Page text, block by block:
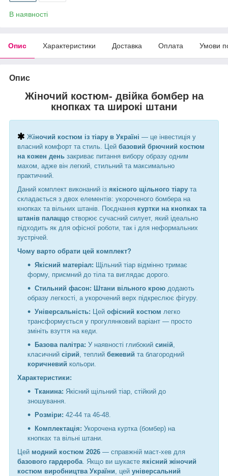
В наявності
Опис Характеристики Доставка Оплата Умови
Опис
Жіночий костюм- двійка бомбер на
кнопках та широкі штани
Жіночий костюм із тіару в Україні — це інвестиція у
власний комфорт та стиль. Цей базовий брючний костюм
на кожен день закриває питання вибору образу одним
махом, адже він легкий, стильний та максимально
практичний.
Даний комплект виконаний із якісного щільного тіару та
складається з двох елементів: укороченого бомбера на
кнопках та вільних штанів. Поєднання куртки на кнопках та
штанів палаццо створює сучасний силует, який ідеально
підходить як для офісної роботи, так і для неформальних
зустрічей.
Чому варто обрати цей комплект?
Якісний матеріал: Щільний тіар відмінно тримає
форму, приємний до тіла та виглядає дорого.
Стильний фасон: Штани вільного крою додають
образу легкості, а укорочений верх підкреслює фігуру.
Універсальність: Цей офісний костюм легко
трансформується у прогулянковий варіант — просто
змініть взуття на кеди.
Базова палітра: У наявності глибокий синій,
класичний сірий, теплий бежевий та благородний
коричневий кольори.
Характеристики:
Тканина: Якісний щільний тіар, стійкий до
зношування.
Розміри: 42-44 та 46-48.
Комплектація: Укорочена куртка (бомбер) на
кнопках та вільні штани.
Цей модний костюм 2026 — справжній маст-хев для
базового гардероба. Якщо ви шукаєте якісний жіночий
костюм виробництва України, цей універсальний